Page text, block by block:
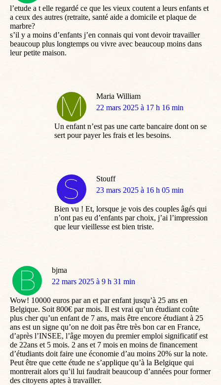
l’etude a t elle regardé ce que les vieux coutent a leurs enfants et
a ceux des autres (retraite, santé aide a domicile et plaque de
marbre?
s’il y a moins d’enfants j’en connais qui vont devoir travailler
beaucoup plus longtemps ou vivre avec beaucoup moins dans
leur petite maison.
Maria William
dit
22 mars 2025 à 17 h 16 min
Un enfant n’est pas une carte bancaire dont on se
sert pour payer les frais et les besoins.
Stouff
dit
23 mars 2025 à 16 h 05 min
Bien vu ! Et, lorsque je vois des couples âgés qui
n’ont pas eu d’enfants par choix, j’ai l’impression
que leur vieillesse est bien triste.
bjma
dit
22 mars 2025 à 9 h 31 min
Wow! 10000 euros par an et par enfant jusqu’à 25 ans en
Belgique. Soit 800€ par mois. Il est vrai qu’un étudiant coûte
plus cher qu’un enfant de 7 ans, mais être encore étudiant à 25
ans est un signe qu’on ne doit pas être très bon car en France,
d’après l’INSEE, l’âge moyen du premier emploi significatif est
de 22ans et 5 mois. 2 ans et 7 mois en moins de financement
d’étudiants doit faire une économie d’au moins 20% sur la note.
Peut être que cette étude ne s’applique qu’à la Belgique qui
montrerait alors qu’il lui faudrait beaucoup d’années pour former
des citoyens aptes à travailler.